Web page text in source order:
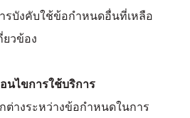
บังคับใช้ข้อกำหนดอื่นที่เหลือ
วข้อง
นไขการใช้บริการ
างระหว่างข้อกำหนดในการ